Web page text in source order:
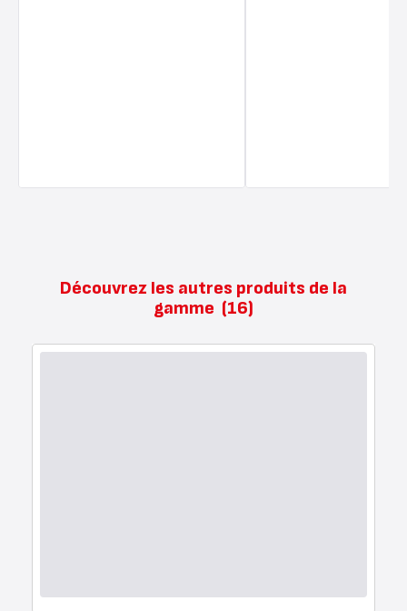
Découvrez les autres produits de la
gamme (16)